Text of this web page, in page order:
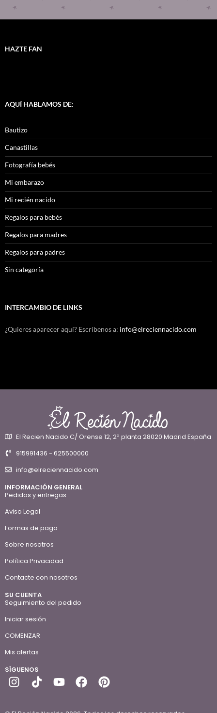
HAZTE FAN
AQUÍ HABLAMOS DE:
Bautizo
Canastillas
Fotografía bebés
Mi embarazo
Mi recién nacido
Regalos para bebés
Regalos para madres
Regalos para padres
Sin categoría
INTERCAMBIO DE LINKS
¿Quieres aparecer aquí? Escríbenos a: info@elreciennacido.com
El Recien Nacido C/ Orense 12, 2ª planta 28020 Madrid España
915991436 - 625500000
info@elreciennacido.com
INFORMACIÓN GENERAL
Pedidos y entregas
Aviso Legal
Formas de pago
Sobre nosotros
Política Privacidad
Contacte con nosotros
SU CUENTA
Seguimiento del pedido
Iniciar sesión
COMENZAR
Mis alertas
SÍGUENOS